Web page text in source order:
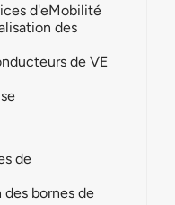
d'eMobilité
des
de VE
de
bornes de